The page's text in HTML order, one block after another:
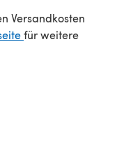
Versandkosten
(öffnet sich in
für weitere